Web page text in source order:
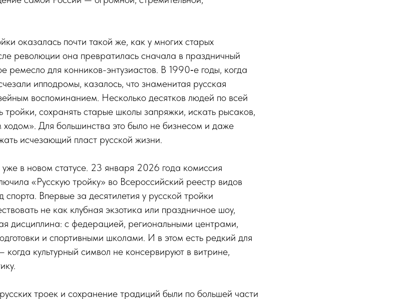
оказалась почти такой же, как у многих старых
революции она превратилась сначала в праздничный
ремесло для конников-энтузиастов. В 1990‑е годы, когда
ипподромы, казалось, что знаменитая русская
воспоминанием. Несколько десятков людей по всей
сохранять старые школы запряжки, искать рысаков,
Для большинства это было не бизнесом и даже
исчезающий пласт русской жизни.
в новом статусе. 23 января 2026 года комиссия
«Русскую тройку» во Всероссийский реестр видов
Впервые за десятилетия у русской тройки
не как клубная экзотика или праздничное шоу,
дисциплина: с федерацией, региональными центрами,
и спортивными школами. И в этом есть редкий для
культурный символ не консервируют в витрине,
троек и сохранение традиций были по большей части